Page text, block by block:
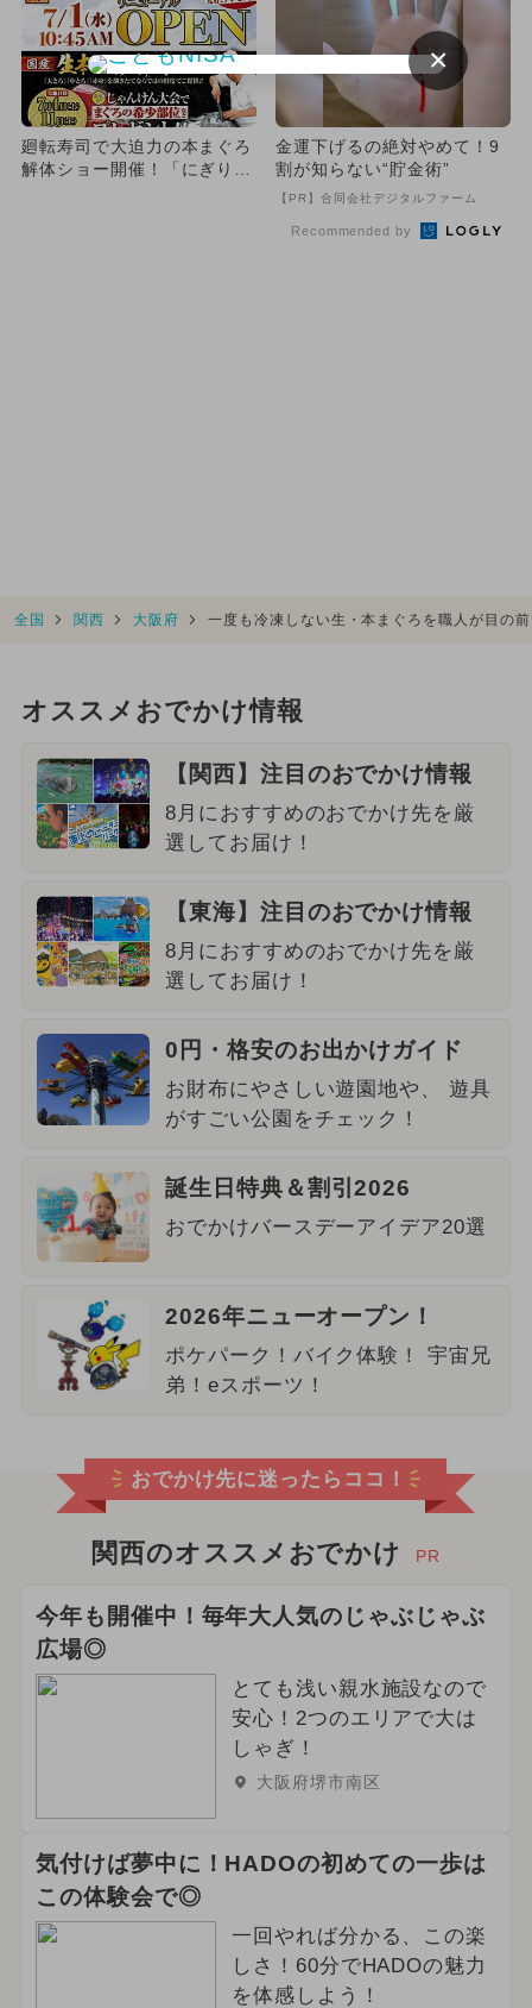
廻転寿司で大迫力の本まぐろ
解体ショー開催！「にぎりの
金運下げるの絶対やめて！9
割が知らない“貯金術”
【PR】合同会社デジタルファーム
Recommended by
全国 関西 大阪府 一度も冷凍しない生・本まぐろを職人が目の
オススメおでかけ情報
【関西】注目のおでかけ情報
8月におすすめのおでかけ先を厳
選してお届け！
【東海】注目のおでかけ情報
8月におすすめのおでかけ先を厳
選してお届け！
0円・格安のお出かけガイド
お財布にやさしい遊園地や、 遊具
がすごい公園をチェック！
誕生日特典＆割引2026
おでかけバースデーアイデア20選
2026年ニューオープン！
ポケパーク！バイク体験！ 宇宙兄
弟！eスポーツ！
おでかけ先に迷ったらココ！
関西のオススメおでかけ PR
今年も開催中！毎年大人気のじゃぶじゃぶ
広場◎
とても浅い親水施設なので
安心！2つのエリアで大は
しゃぎ！
大阪府堺市南区
気付けば夢中に！HADOの初めての一歩は
この体験会で◎
一回やれば分かる、この楽
しさ！60分でHADOの魅力
を体感しよう！
×